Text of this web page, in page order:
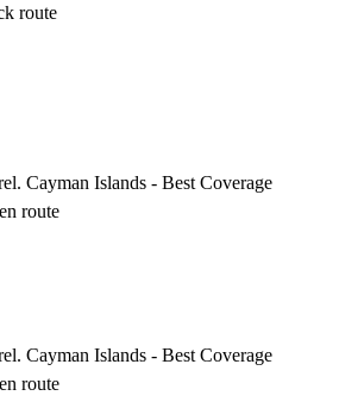
route
Cayman Islands - Best Coverage
route
Cayman Islands - Best Coverage
route